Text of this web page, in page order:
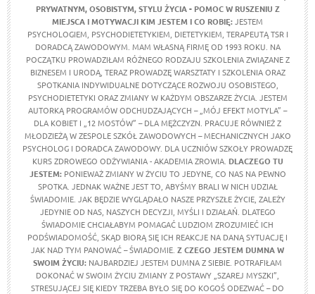
PRYWATNYM, OSOBISTYM, STYLU ŻYCIA - POMOC W RUSZENIU Z
MIEJSCA I MOTYWACJI KIM JESTEM I CO ROBIĘ:JESTEM
PSYCHOLOGIEM, PSYCHODIETETYKIEM, DIETETYKIEM, TERAPEUTĄ TSR I
DORADCĄ ZAWODOWYM. MAM WŁASNĄ FIRMĘ OD 1993 ROKU. NA
POCZĄTKU PROWADZIŁAM RÓŻNEGO RODZAJU SZKOLENIA ZWIĄZANE Z
BIZNESEM I URODĄ, TERAZ PROWADZĘ WARSZTATY I SZKOLENIA ORAZ
SPOTKANIA INDYWIDUALNE DOTYCZĄCE ROZWOJU OSOBISTEGO,
PSYCHODIETETYKI ORAZ ZMIANY W KAŻDYM OBSZARZE ŻYCIA. JESTEM
AUTORKĄ PROGRAMÓW ODCHUDZAJĄCYCH – „MÓJ EFEKT MOTYLA” –
DLA KOBIET I „12 MOSTÓW” – DLA MĘŻCZYZN. PRACUJE RÓWNIEŻ Z
MŁODZIEŻĄ W ZESPOLE SZKÓŁ ZAWODOWYCH – MECHANICZNYCH JAKO
PSYCHOLOG I DORADCA ZAWODOWY. DLA UCZNIÓW SZKOŁY PROWADZĘ
KURS ZDROWEGO ODŻYWIANIA - AKADEMIA ZROWIA. DLACZEGO TU
JESTEM: PONIEWAŻ ZMIANY W ŻYCIU TO JEDYNE, CO NAS NA PEWNO
SPOTKA. JEDNAK WAŻNE JEST TO, ABYŚMY BRALI W NICH UDZIAŁ
ŚWIADOMIE. JAK BĘDZIE WYGLĄDAŁO NASZE PRZYSZŁE ŻYCIE, ZALEŻY
JEDYNIE OD NAS, NASZYCH DECYZJI, MYŚLI I DZIAŁAŃ. DLATEGO
ŚWIADOMIE CHCIAŁABYM POMAGAĆ LUDZIOM ZROZUMIEĆ ICH
PODŚWIADOMOŚĆ, SKĄD BIORĄ SIĘ ICH REAKCJE NA DANĄ SYTUACJĘ I
JAK NAD TYM PANOWAĆ – ŚWIADOMIE. Z CZEGO JESTEM DUMNA W
SWOIM ŻYCIU: NAJBARDZIEJ JESTEM DUMNA Z SIEBIE. POTRAFIŁAM
DOKONAĆ W SWOIM ŻYCIU ZMIANY Z POSTAWY „SZAREJ MYSZKI”,
STRESUJĄCEJ SIĘ KIEDY TRZEBA BYŁO SIĘ DO KOGOŚ ODEZWAĆ – DO